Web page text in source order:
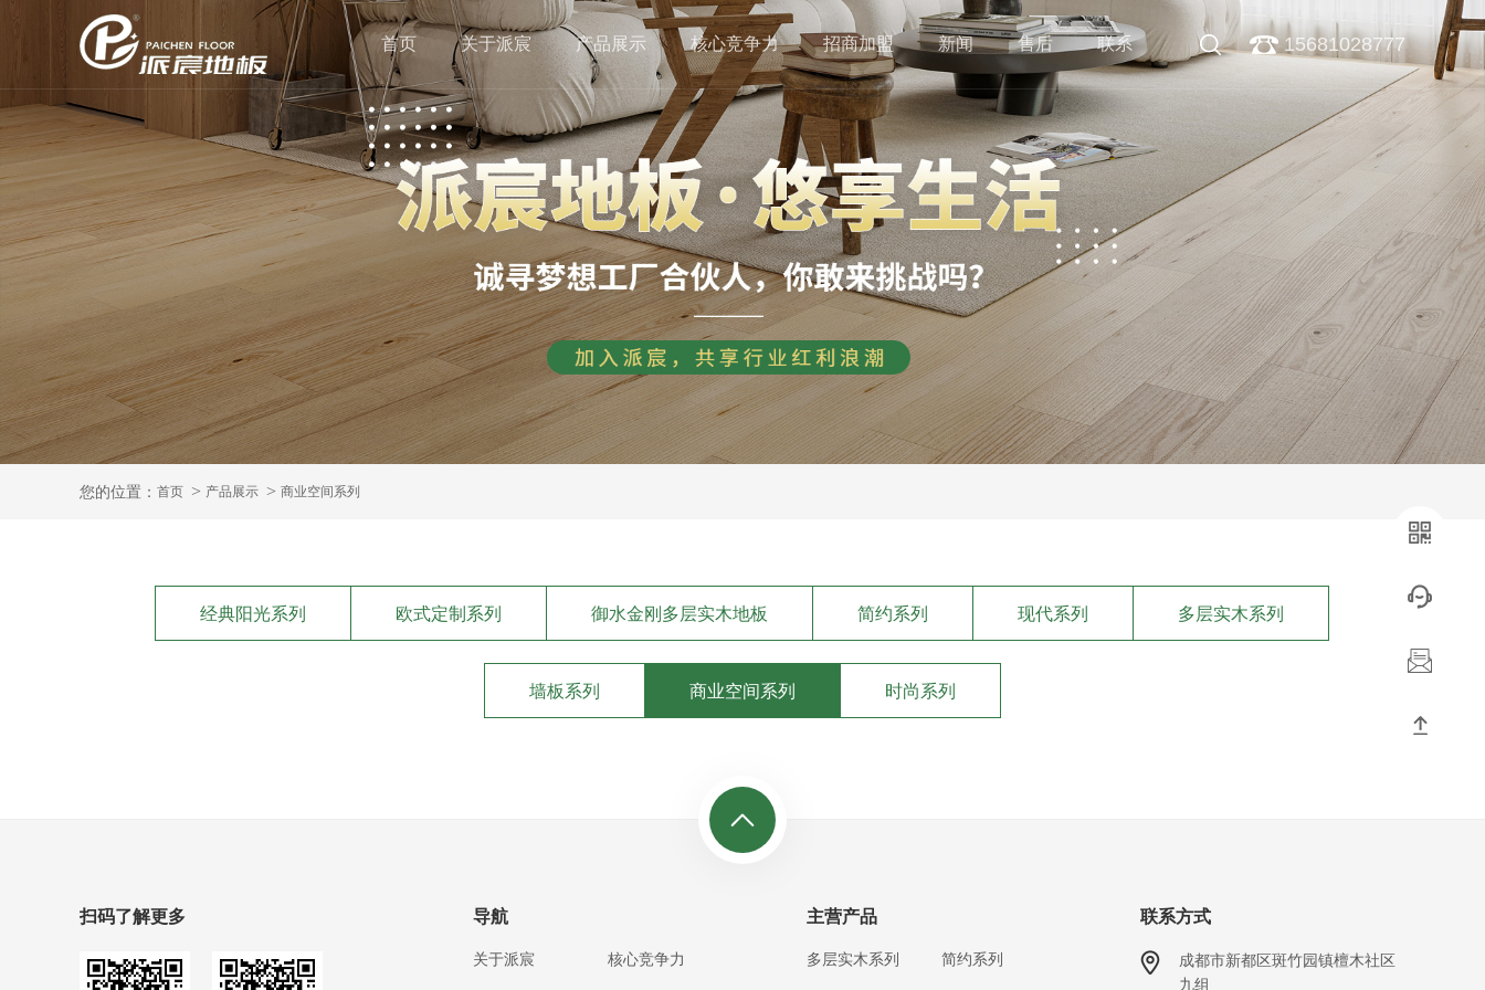
首页 关于派宸 产品展示 核心竞争力 招商加盟 新闻 售后 联系 15681028777
您的位置： 首页 产品展示 商业空间系列
经典阳光系列 欧式定制系列 御水金刚多层实木地板 简约系列 现代系列 多层实木系列
墙板系列 商业空间系列 时尚系列
扫码了解更多 导航
关于派宸 核心竞争力
主营产品
多层实木系列 简约系列
联系方式
成都市新都区斑竹园镇檀木社区
九组